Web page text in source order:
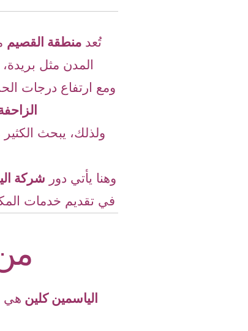
تُعدمنطقة القصيم
المدن مثل
ومع ارتفاع درجات
ولذلك، يبحث
وهنا يأتي دور شركة
في تقديم خدمات
الياسمين كلين هي